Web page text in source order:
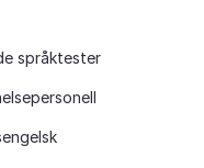
språktester